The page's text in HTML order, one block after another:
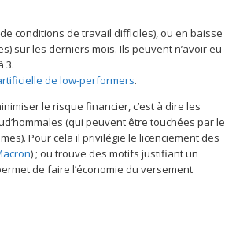
conditions de travail difficiles), ou en baisse
sur les derniers mois. Ils peuvent n’avoir eu
3.
de low-performers.
le risque financier, c’est à dire les
(qui peuvent être touchées par le
Pour cela il privilégie le licenciement des
) ; ou trouve des motifs justifiant un
de faire l’économie du versement